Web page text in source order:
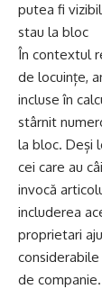
putea fi
stau la bloc
În contextul
de locuințe,
incluse în
stârnit
la bloc. Deși
cei care au
invocă
includerea
proprietari
de